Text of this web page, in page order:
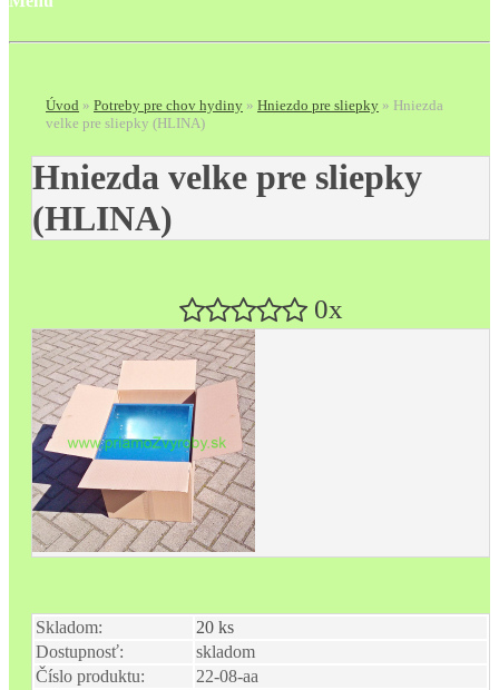
Úvod » Potreby pre chov hydiny » Hniezdo pre sliepky » Hniezda
velke pre sliepky (HLINA)
Hniezda velke pre sliepky
(HLINA)
0x
Skladom:
20 ks
Dostupnosť:
skladom
Číslo produktu:
22-08-aa